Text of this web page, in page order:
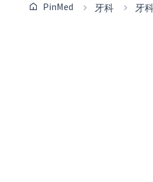
PinMed 牙科 牙